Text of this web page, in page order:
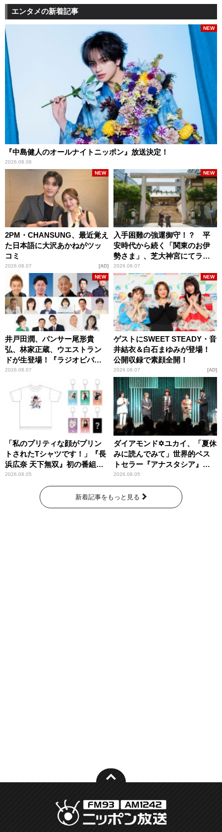
エンタメの新着記事
『中島健人のオールナイトニッポン』放送決定！
2026.08.08
NEW
2PM・CHANSUNG、最近覚え
た日本語に大沢あかねがツッ
コミ
2026.08.07
NEW
AD
入手困難の強運御守！？ 平
安時代から続く「関東のお伊
勢さま」、芝大神宮にてラン
パンプスが合格祈願！
2026.08.07
NEW
井戸田潤、パンサー尾形貴
弘、林家正蔵、ウエストラン
ドが生登場！『ラジオビバリ
ー昼ズ』
2026.08.07
NEW
ゲストにSWEET STEADY・音
井結衣＆白石まゆみが登場！
公開収録で素顔全開！
2026.08.07
NEW
AD
「私のプリティな顔がプリン
トされたTシャツです！」『長
浜広奈 天下無双』初の番組グ
ッズ発売
2026.08.05
ダイアモンド✡ユカイ、「夏休
みに読んでみて」世界的ベス
トセラー『アナスタシア』を
紹介
2026.08.05
新着記事をもっと見る